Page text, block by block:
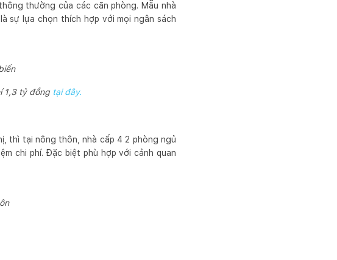
thường của các căn phòng. Mẫu nhà
sự lựa chọn thích hợp với mọi ngân sách
1,3 tỷ đồng tại đây.
thì tại nông thôn, nhà cấp 4 2 phòng ngủ
chi phí. Đặc biệt phù hợp với cảnh quan